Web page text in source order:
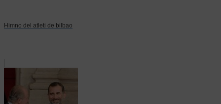
Himno del atleti de bilbao